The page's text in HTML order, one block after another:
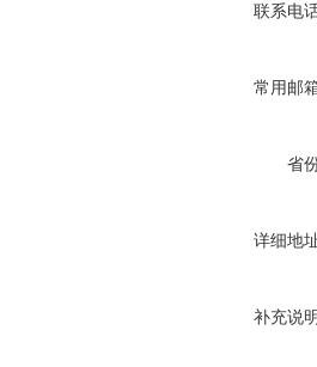
联系电
常用邮
省
详细地
补充说